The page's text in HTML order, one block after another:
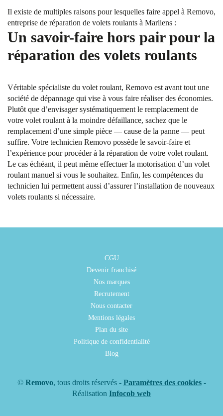
Il existe de multiples raisons pour lesquelles faire appel à Removo,
entreprise de réparation de volets roulants à Marliens :
Un savoir-faire hors pair pour la
réparation des volets roulants
Véritable spécialiste du volet roulant, Removo est avant tout une
société de dépannage qui vise à vous faire réaliser des économies.
Plutôt que d’envisager systématiquement le remplacement de
votre volet roulant à la moindre défaillance, sachez que le
remplacement d’une simple pièce — cause de la panne — peut
suffire. Votre technicien Removo possède le savoir-faire et
l’expérience pour procéder à la réparation de votre volet roulant.
Le cas échéant, il peut même effectuer la motorisation d’un volet
roulant manuel si vous le souhaitez. Enfin, les compétences du
technicien lui permettent aussi d’assurer l’installation de nouveaux
volets roulants si nécessaire.
CGU
Devenir franchisé
Nos marques
Recrutement
Nous contacter
Mentions légales
Plan du site
Politique de confidentialité
Blog
© Removo, tous droits réservés - Paramètres des cookies-
Réalisation Infocob web